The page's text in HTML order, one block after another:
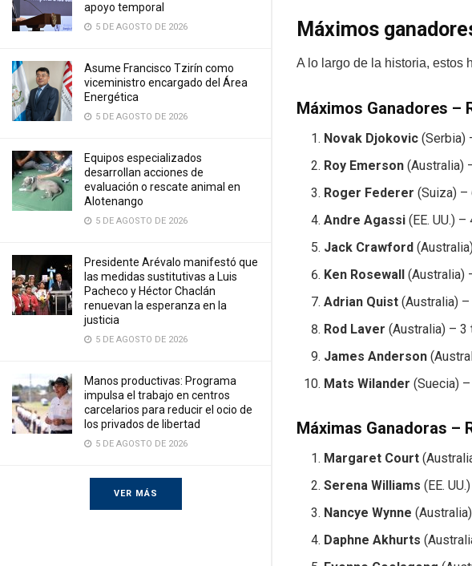
apoyo temporal
5 DE AGOSTO DE 2026
Asume Francisco Tzirín como
viceministro encargado del Área
Energética
5 DE AGOSTO DE 2026
Equipos especializados
desarrollan acciones de
evaluación o rescate animal en
Alotenango
5 DE AGOSTO DE 2026
Presidente Arévalo manifestó que
las medidas sustitutivas a Luis
Pacheco y Héctor Chaclán
renuevan la esperanza en la
justicia
5 DE AGOSTO DE 2026
Manos productivas: Programa
impulsa el trabajo en centros
carcelarios para reducir el ocio de
los privados de libertad
5 DE AGOSTO DE 2026
VER MÁS
Máximos
A lo largo de la historia, estos
Máximos Ganadores –
Novak Djokovic (Serbia)
Roy Emerson (Australia)
Roger Federer (Suiza) –
Andre Agassi (EE. UU.)
Jack Crawford
Ken Rosewall
(Australia)
Adrian Quist (Australia)
Rod Laver (Australia) – 3
James Anderson
Mats Wilander (Suecia)
Máximas Ganadoras –
Margaret Court
Serena Williams (EE.
Nancye Wynne
Daphne Akhurts